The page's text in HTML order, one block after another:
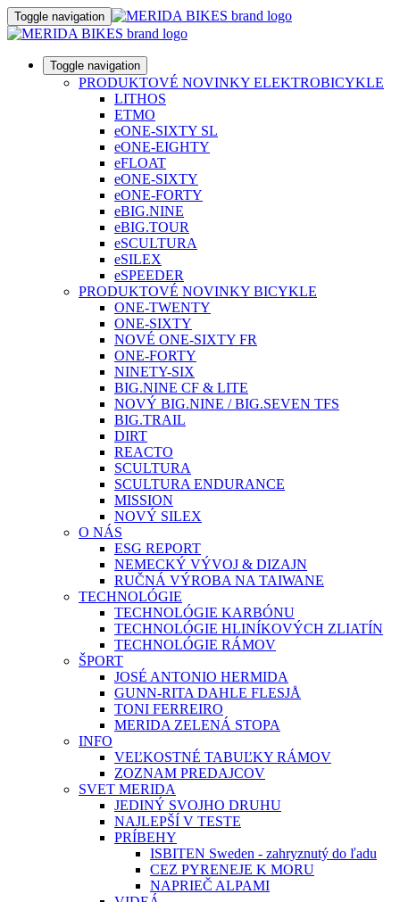
Toggle navigation
Toggle navigation
PRODUKTOVÉ NOVINKY ELEKTROBICYKLE
LITHOS
ETMO
eONE-SIXTY SL
eONE-EIGHTY
eFLOAT
eONE-SIXTY
eONE-FORTY
eBIG.NINE
eBIG.TOUR
eSCULTURA
eSILEX
eSPEEDER
PRODUKTOVÉ NOVINKY BICYKLE
ONE-TWENTY
ONE-SIXTY
NOVÉ ONE-SIXTY FR
ONE-FORTY
NINETY-SIX
BIG.NINE CF & LITE
NOVÝ BIG.NINE / BIG.SEVEN TFS
BIG.TRAIL
DIRT
REACTO
SCULTURA
SCULTURA ENDURANCE
MISSION
NOVÝ SILEX
O NÁS
ESG REPORT
NEMECKÝ VÝVOJ & DIZAJN
RUČNÁ VÝROBA NA TAIWANE
TECHNOLÓGIE
TECHNOLÓGIE KARBÓNU
TECHNOLÓGIE HLINÍKOVÝCH ZLIATÍN
TECHNOLÓGIE RÁMOV
ŠPORT
JOSÉ ANTONIO HERMIDA
GUNN-RITA DAHLE FLESJÅ
TONI FERREIRO
MERIDA ZELENÁ STOPA
INFO
VEĽKOSTNÉ TABUĽKY RÁMOV
ZOZNAM PREDAJCOV
SVET MERIDA
JEDINÝ SVOJHO DRUHU
NAJLEPŠÍ V TESTE
PRÍBEHY
ISBITEN Sweden - zahryznutý do ľadu
CEZ PYRENEJE K MORU
NAPRIEČ ALPAMI